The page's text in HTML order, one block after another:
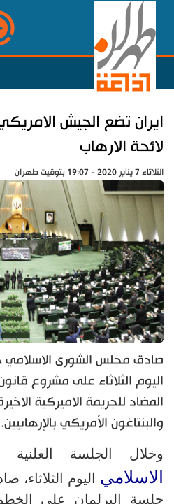
ايران تضع الجيش
لائحة الارهاب
الثلاثاء 7 يناير 2020 - 19:07 بتوقيت طهران
صادق مجلس الشورى الاسلامي
اليوم الثلاثاء على مشروع
المضاد للجريمة الاميركية
والبنتاغون الأمريكي بالإرهابيين.
وخلال الجلسة العلنية
الاسلامي
جلسة البرلمان على